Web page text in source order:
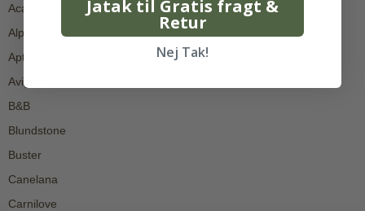
Acana
Alpha Spirit
Aptus
Avignon
B&B
Blundstone
Buster
Canelana
Carnilove
Jatak til Gratis fragt &
Retur
Nej Tak!